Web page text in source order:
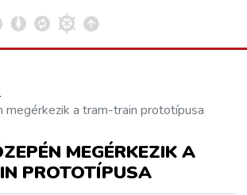
Kosár megtekintése
megérkezik a tram-train prototípusa
MEGÉRKEZIK A
PROTOTÍPUSA